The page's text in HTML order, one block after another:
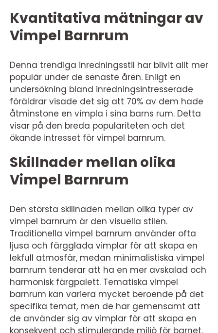
Kvantitativa mätningar av
Vimpel Barnrum
Denna trendiga inredningsstil har blivit allt mer
populär under de senaste åren. Enligt en
undersökning bland inredningsintresserade
föräldrar visade det sig att 70% av dem hade
åtminstone en vimpla i sina barns rum. Detta
visar på den breda populariteten och det
ökande intresset för vimpel barnrum.
Skillnader mellan olika
Vimpel Barnrum
Den största skillnaden mellan olika typer av
vimpel barnrum är den visuella stilen.
Traditionella vimpel barnrum använder ofta
ljusa och färgglada vimplar för att skapa en
lekfull atmosfär, medan minimalistiska vimpel
barnrum tenderar att ha en mer avskalad och
harmonisk färgpalett. Tematiska vimpel
barnrum kan variera mycket beroende på det
specifika temat, men de har gemensamt att
de använder sig av vimplar för att skapa en
konsekvent och stimulerande miljö för barnet.